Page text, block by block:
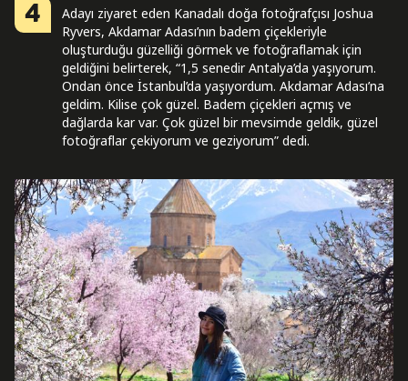
4
Adayı ziyaret eden Kanadalı doğa fotoğrafçısı Joshua
Ryvers, Akdamar Adası’nın badem çiçekleriyle
oluşturduğu güzelliği görmek ve fotoğraflamak için
geldiğini belirterek, “1,5 senedir Antalya’da yaşıyorum.
Ondan önce İstanbul’da yaşıyordum. Akdamar Adası’na
geldim. Kilise çok güzel. Badem çiçekleri açmış ve
dağlarda kar var. Çok güzel bir mevsimde geldik, güzel
fotoğraflar çekiyorum ve geziyorum” dedi.